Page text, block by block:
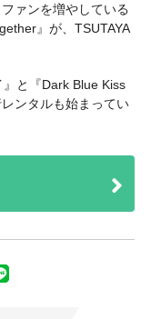
ァンを増やしている
』が、TSUTAYA
と『Dark Blue Kiss
ンタルも始まってい